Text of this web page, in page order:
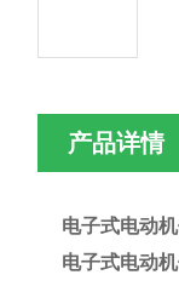
产品详情
电子式电动
电子式电动